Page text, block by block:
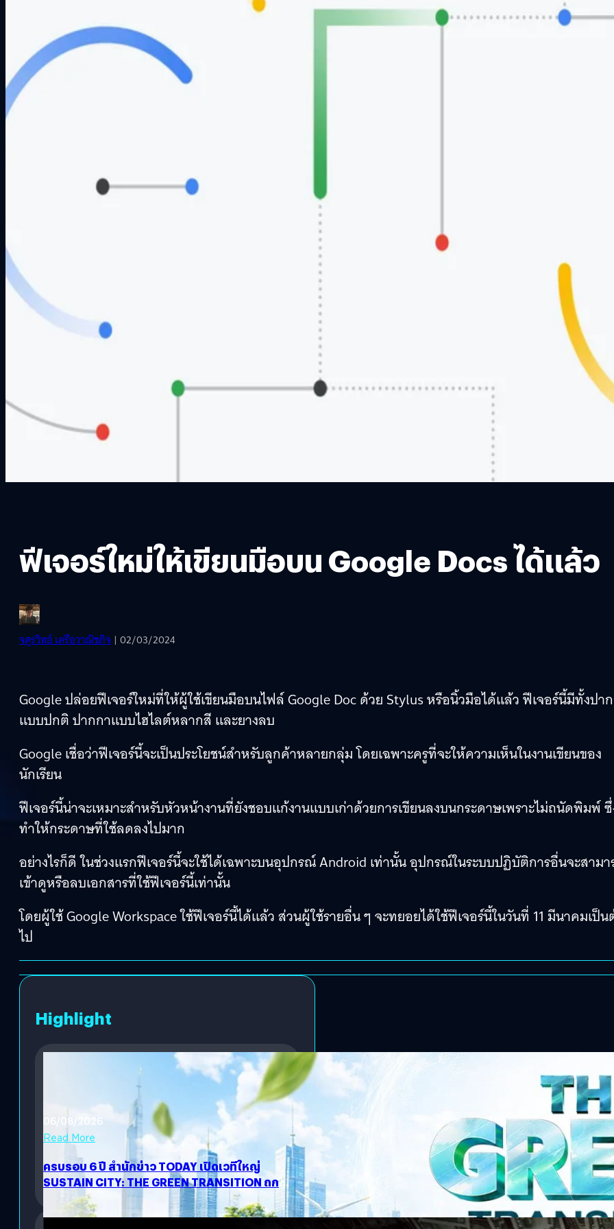
ฟีเจอร์ใหม่ให้เขียนมือบน Google Docs ได้แล้ว
จตุรวิทย์ เครือวาณิชกิจ | 02/03/2024
Google ปล่อยฟีเจอร์ใหม่ที่ให้ผู้ใช้เขียนมือบนไฟล์ Google Doc ด้วย Stylus หรือนิ้วมือได้แล้ว ฟีเจอร์นี้มีทั้งปา
แบบปกติ ปากกาแบบไฮไลต์หลากสี และยางลบ
Google เชื่อว่าฟีเจอร์นี้จะเป็นประโยชน์สำหรับลูกค้าหลายกลุ่ม โดยเฉพาะครูที่จะให้ความเห็นในงานเขียนของ
นักเรียน
ฟีเจอร์นี้น่าจะเหมาะสำหรับหัวหน้างานที่ยังชอบแก้งานแบบเก่าด้วยการเขียนลงบนกระดาษเพราะไม่ถนัดพิมพ์
ทำให้กระดาษที่ใช้ลดลงไปมาก
อย่างไรก็ดี ในช่วงแรกฟีเจอร์นี้จะใช้ได้เฉพาะบนอุปกรณ์ Android เท่านั้น อุปกรณ์ในระบบปฏิบัติการอื่นจะสามา
เข้าดูหรือลบเอกสารที่ใช้ฟีเจอร์นี้เท่านั้น
โดยผู้ใช้ Google Workspace ใช้ฟีเจอร์นี้ได้แล้ว ส่วนผู้ใช้รายอื่น ๆ จะทยอยได้ใช้ฟีเจอร์นี้ในวันที่ 11 มีนาคมเป็
ไป
Highlight
06/08/2026
Read More
ครบรอบ 6 ปี สำนักข่าว TODAY เปิดเวทีใหญ่
SUSTAIN CITY: THE GREEN TRANSITION ถก
แนวทางปรับตัวสู่เศรษฐกิจสีเขียวอย่างยั่งยืน